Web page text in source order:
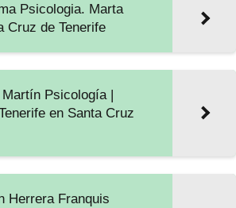
Psicologia. Marta
Cruz de Tenerife
Psicología |
en Santa Cruz
Herrera Franquis